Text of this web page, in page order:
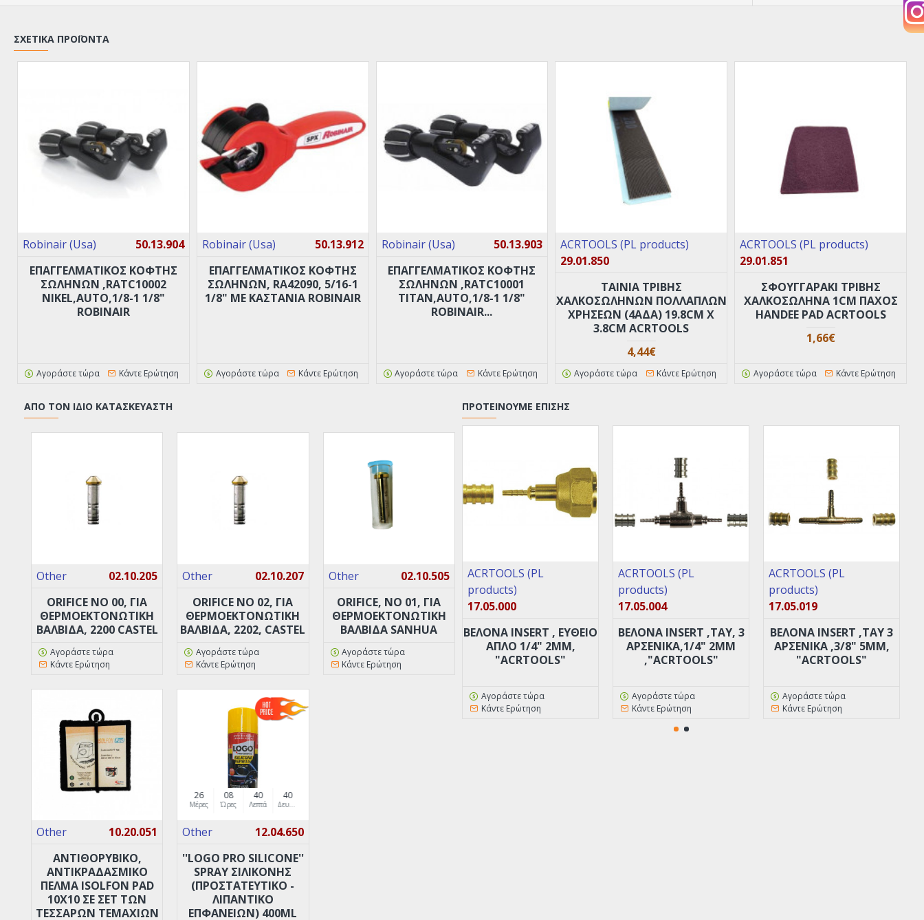
ΣΧΕΤΙΚΆ ΠΡΟΪΌΝΤΑ
Robinair (Usa)
50.13.904
ΕΠΑΓΓΕΛΜΑΤΙΚΟΣ ΚΟΦΤΗΣ
ΣΩΛΗΝΩΝ ,RATC10002
NIKEL,AUTO,1/8-1 1/8"
ROBINAIR
Αγοράστε τώρα Κάντε Ερώτηση
Robinair (Usa)
50.13.912
ΕΠΑΓΓΕΛΜΑΤΙΚΟΣ ΚΟΦΤΗΣ
ΣΩΛΗΝΩΝ, RA42090, 5/16-1
1/8" ΜΕ ΚΑΣΤΆΝΙΑ ROBINAIR
Αγοράστε τώρα Κάντε Ερώτηση
Robinair (Usa)
50.13.903
ΕΠΑΓΓΕΛΜΑΤΙΚΟΣ ΚΟΦΤΗΣ
ΣΩΛΗΝΩΝ ,RATC10001
TITAN,AUTO,1/8-1 1/8"
ROBINAIR...
Αγοράστε τώρα Κάντε Ερώτηση
ACRTOOLS (PL products)
29.01.850
ΤΑΙΝΙΑ ΤΡΙΒΗΣ
ΧΑΛΚΟΣΩΛΗΝΩΝ ΠΟΛΛΑΠΛΏΝ
ΧΡΉΣΕΩΝ (4ΑΔΑ) 19.8CM X
3.8CM ACRTOOLS
4,44€
Αγοράστε τώρα Κάντε Ερώτηση
ACRTOOLS (PL products)
29.01.851
ΣΦΟΥΓΓΑΡΑΚΙ ΤΡΙΒΗΣ
ΧΑΛΚΟΣΩΛΗΝΑ 1CM ΠΆΧΟΣ
HANDEE PAD ACRTOOLS
1,66€
Αγοράστε τώρα Κάντε Ερώτηση
ΑΠΌ ΤΟΝ ΊΔΙΟ ΚΑΤΑΣΚΕΥΑΣΤΉ
Other
02.10.205
ORIFICE ΝO 00, ΓΙΑ
ΘΕΡΜΟΕΚΤΟΝΩΤΙΚΉ
ΒΑΛΒΊΔΑ, 2200 CASTEL
Αγοράστε τώρα
Κάντε Ερώτηση
Other
02.10.207
ORIFICE ΝO 02, ΓΙΑ
ΘΕΡΜΟΕΚΤΟΝΩΤΙΚΉ
ΒΑΛΒΊΔΑ, 2202, CASTEL
Αγοράστε τώρα
Κάντε Ερώτηση
Other
02.10.505
ORIFICE, ΝO 01, ΓΙΑ
ΘΕΡΜΟΕΚΤΟΝΩΤΙΚΉ
ΒΑΛΒΊΔΑ SANHUA
Αγοράστε τώρα
Κάντε Ερώτηση
Other
10.20.051
ΑΝΤΙΘΟΡΥΒΙΚΌ,
ΑΝΤΙΚΡΑΔΑΣΜΙΚΌ
ΠΈΛΜΑ ISOLFON PAD
10X10 ΣΕ ΣΕΤ ΤΩΝ
ΤΕΣΣΆΡΩΝ ΤΕΜΑΧΊΩΝ
26
Μέρες
08
Ώρες
40
Λεπτά
39
Δευτερόλεπτα
Other
12.04.650
''LOGO PRO SILICONE''
SPRAY ΣΙΛΙΚΟΝΗΣ
(ΠΡΟΣΤΑΤΕΥΤΙΚΌ -
ΛΙΠΑΝΤΙΚΌ
ΕΠΦΑΝΕΙΏΝ) 400ML
ΠΡΟΤΕΊΝΟΥΜΕ ΕΠΊΣΗΣ
ACRTOOLS (PL
products)
17.05.000
ΒΕΛΟΝΑ INSERT , ΕΥΘΕΙΟ
ΑΠΛΟ 1/4" 2MM,
"ACRTOOLS"
Αγοράστε τώρα
Κάντε Ερώτηση
ACRTOOLS (PL
products)
17.05.004
ΒΕΛΟΝΑ INSERT ,TAY, 3
ΑΡΣΕΝΙΚΑ,1/4" 2MM
,"ACRTOOLS"
Αγοράστε τώρα
Κάντε Ερώτηση
ACRTOOLS (PL
products)
17.05.019
ΒΕΛΟΝΑ INSERT ,ΤΑΥ 3
ΑΡΣΕΝΙΚΑ ,3/8" 5MM,
"ACRTOOLS"
Αγοράστε τώρα
Κάντε Ερώτηση